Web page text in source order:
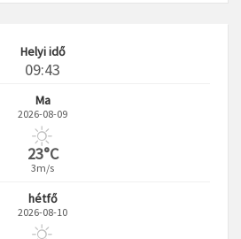
és weboldalcímem mentése a